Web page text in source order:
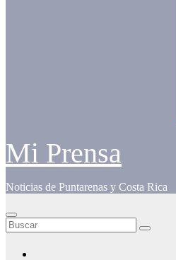
Mi Prensa
Noticias de Puntarenas y Costa Rica